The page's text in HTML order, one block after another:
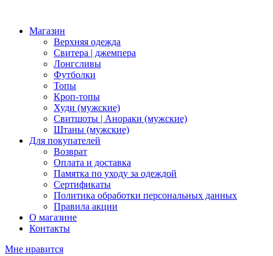
Магазин
Верхняя одежда
Свитера | джемпера
Лонгсливы
Футболки
Топы
Кроп-топы
Худи (мужские)
Свитшоты | Анораки (мужские)
Штаны (мужские)
Для покупателей
Возврат
Оплата и доставка
Памятка по уходу за одеждой
Сертификаты
Политика обработки персональных данных
Правила акции
О магазине
Контакты
Мне нравится